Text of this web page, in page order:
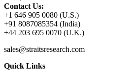
Contact Us:
+1 646 905 0080 (U.S.)
+91 8087085354 (India)
+44 203 695 0070 (U.K.)
sales@straitsresearch.com
Quick Links